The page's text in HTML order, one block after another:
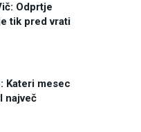
Odprtje
tik pred vrati
Kateri mesec
največ